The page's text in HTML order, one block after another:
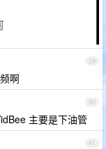
39
啊
40
主要是下油管
41